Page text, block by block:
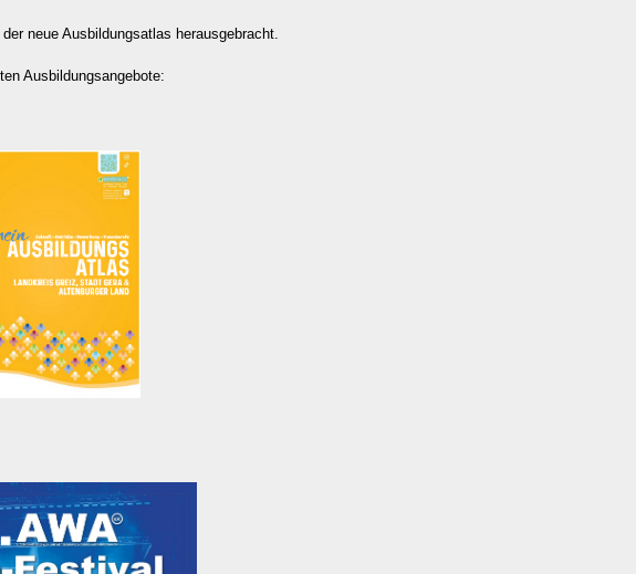
neue Ausbildungsatlas herausgebracht.
Ausbildungsangebote: